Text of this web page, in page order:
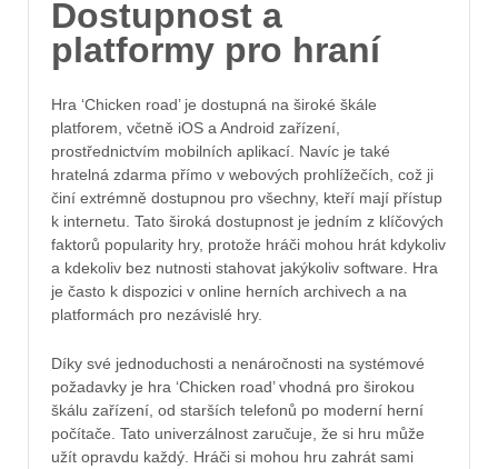
Dostupnost a
platformy pro hraní
Hra ‘Chicken road’ je dostupná na široké škále
platforem, včetně iOS a Android zařízení,
prostřednictvím mobilních aplikací. Navíc je také
hratelná zdarma přímo v webových prohlížečích, což ji
činí extrémně dostupnou pro všechny, kteří mají přístup
k internetu. Tato široká dostupnost je jedním z klíčových
faktorů popularity hry, protože hráči mohou hrát kdykoliv
a kdekoliv bez nutnosti stahovat jakýkoliv software. Hra
je často k dispozici v online herních archivech a na
platformách pro nezávislé hry.
Díky své jednoduchosti a nenáročnosti na systémové
požadavky je hra ‘Chicken road’ vhodná pro širokou
škálu zařízení, od starších telefonů po moderní herní
počítače. Tato univerzálnost zaručuje, že si hru může
užít opravdu každý. Hráči si mohou hru zahrát sami